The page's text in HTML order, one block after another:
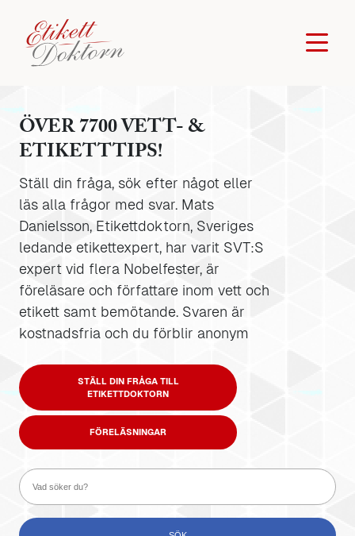
ÖVER 7700 VETT- &
ETIKETTTIPS!
Ställ din fråga, sök efter något eller
läs alla frågor med svar. Mats
Danielsson, Etikettdoktorn, Sveriges
ledande etikettexpert, har varit SVT:S
expert vid flera Nobelfester, är
föreläsare och författare inom vett och
etikett samt bemötande. Svaren är
kostnadsfria och du förblir anonym
STÄLL DIN FRÅGA TILL
ETIKETTDOKTORN
FÖRELÄSNINGAR